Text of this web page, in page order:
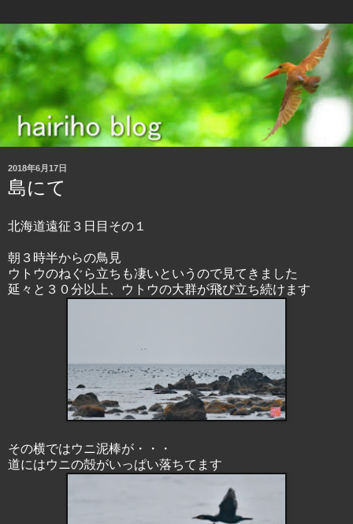
2018年6月17日
島にて
北海道遠征３日目その１
朝３時半からの鳥見
ウトウのねぐら立ちも凄いというので見てきました
延々と３０分以上、ウトウの大群が飛び立ち続けます
その横ではウニ泥棒が・・・
道にはウニの殻がいっぱい落ちてます